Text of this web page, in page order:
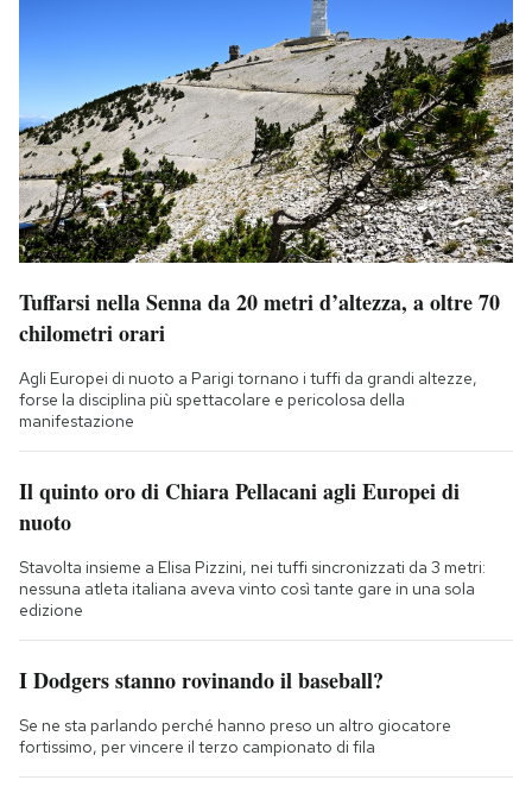
Tuffarsi nella Senna da 20 metri d’altezza, a oltre 70
chilometri orari
Agli Europei di nuoto a Parigi tornano i tuffi da grandi altezze,
forse la disciplina più spettacolare e pericolosa della
manifestazione
Il quinto oro di Chiara Pellacani agli Europei di
nuoto
Stavolta insieme a Elisa Pizzini, nei tuffi sincronizzati da 3 metri:
nessuna atleta italiana aveva vinto così tante gare in una sola
edizione
I Dodgers stanno rovinando il baseball?
Se ne sta parlando perché hanno preso un altro giocatore
fortissimo, per vincere il terzo campionato di fila